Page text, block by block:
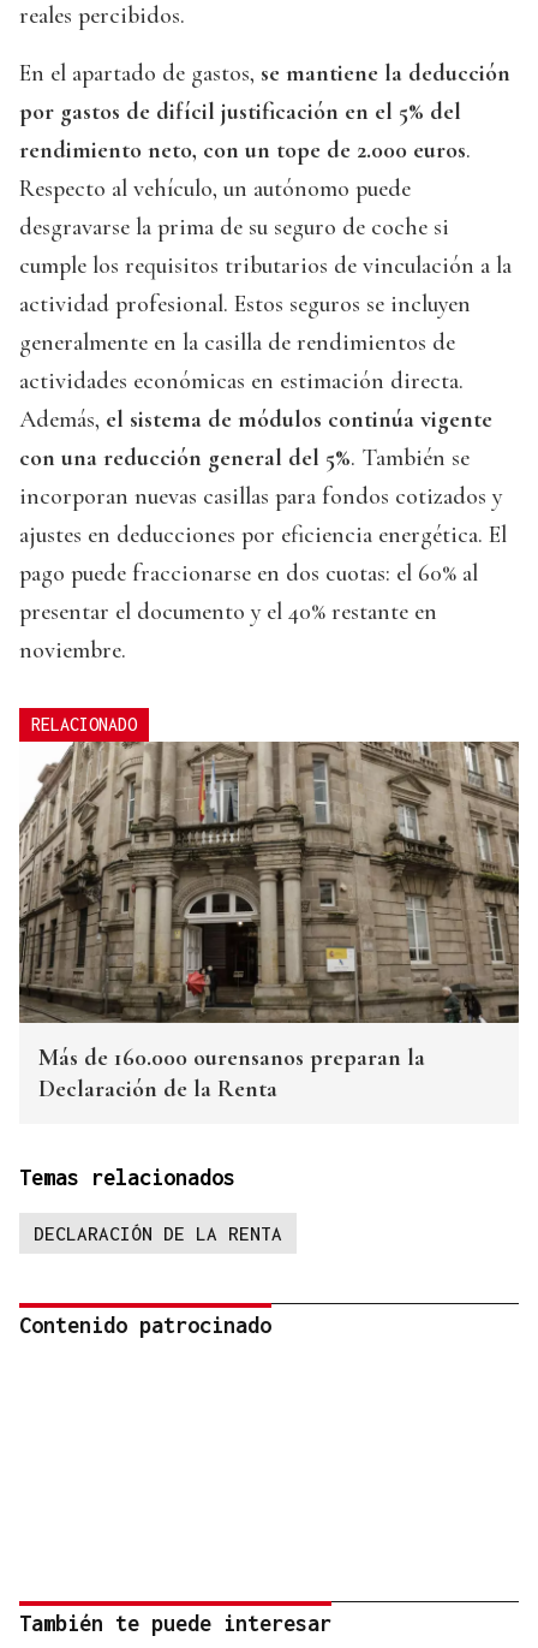
reales percibidos.
En el apartado de gastos, se mantiene la deducción
por gastos de difícil justificación en el 5% del
rendimiento neto, con un tope de 2.000 euros.
Respecto al vehículo, un autónomo puede
desgravarse la prima de su seguro de coche si
cumple los requisitos tributarios de vinculación a la
actividad profesional. Estos seguros se incluyen
generalmente en la casilla de rendimientos de
actividades económicas en estimación directa.
Además, el sistema de módulos continúa vigente
con una reducción general del 5%. También se
incorporan nuevas casillas para fondos cotizados y
ajustes en deducciones por eficiencia energética. El
pago puede fraccionarse en dos cuotas: el 60% al
presentar el documento y el 40% restante en
noviembre.
RELACIONADO
Más de 160.000 ourensanos preparan la
Declaración de la Renta
Temas relacionados
DECLARACIÓN DE LA RENTA
Contenido patrocinado
También te puede interesar